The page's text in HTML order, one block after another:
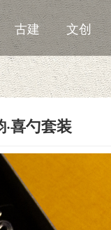
古建 文创
喜勺套装